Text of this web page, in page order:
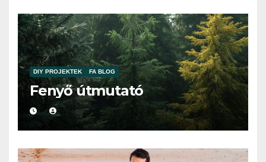
DIY PROJEKTEK FA BLOG
Fenyő útmutató